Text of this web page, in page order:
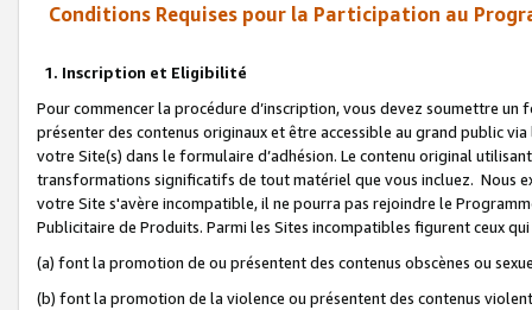
Conditions Requises pour la Participation au
1. Inscription et Eligibilité
Pour commencer la procédure d’inscription, vous devez soumettre
présenter des contenus originaux et être accessible au grand public
votre Site(s) dans le formulaire d’adhésion. Le contenu original
transformations significatifs de tout matériel que vous incluez. Nous
votre Site s'avère incompatible, il ne pourra pas rejoindre le
Publicitaire de Produits. Parmi les Sites incompatibles figurent ceux
(a) font la promotion de ou présentent des contenus obscènes ou
(b) font la promotion de la violence ou présentent des contenus